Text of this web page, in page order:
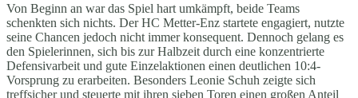
Von Beginn an war das Spiel hart umkämpft, beide Teams
schenkten sich nichts. Der HC Metter-Enz startete engagiert, nutzte
seine Chancen jedoch nicht immer konsequent. Dennoch gelang es
den Spielerinnen, sich bis zur Halbzeit durch eine konzentrierte
Defensivarbeit und gute Einzelaktionen einen deutlichen 10:4-
Vorsprung zu erarbeiten. Besonders Leonie Schuh zeigte sich
treffsicher und steuerte mit ihren sieben Toren einen großen Anteil